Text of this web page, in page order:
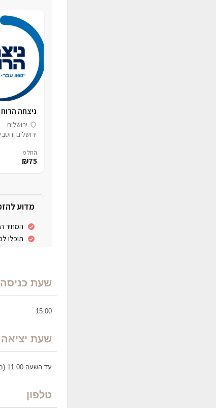
שעת כניסה
15:00
שעת יציאה
עד השעה 11:00 (בשבת וחג עד 14:00)
טלפון